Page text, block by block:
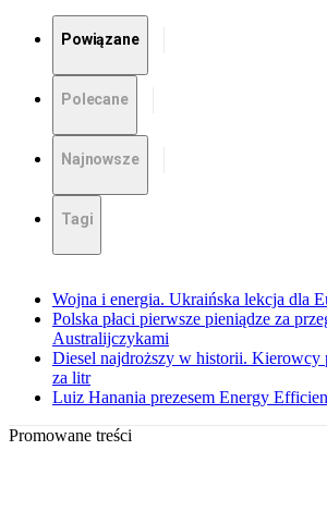
Powiązane
Polecane
Najnowsze
Tagi
Wojna i energia. Ukraińska lekcja dla
Polska płaci pierwsze pieniądze za
Australijczykami
Diesel najdroższy w historii. Kierowcy
za litr
Luiz Hanania prezesem Energy
Promowane treści